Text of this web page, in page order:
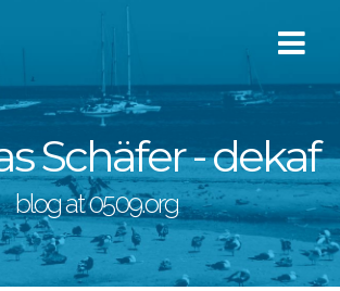
Schäfer - dekaf
blog at 0509.org